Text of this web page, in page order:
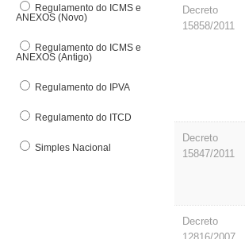
Regulamento do ICMS e
ANEXOS (Novo)
Regulamento do ICMS e
ANEXOS (Antigo)
Regulamento do IPVA
Regulamento do ITCD
Simples Nacional
Decreto
15858/2011
Decreto
15847/2011
Decreto